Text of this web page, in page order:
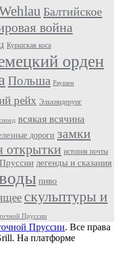
Балтийское
война
Куршская коса
орден
Польша Раушен
рейх Эльхнидерунг
всякая всячина
дороги замки
открытки история почты
легенды и сказания
пиво
скульптуры и
Пруссии
Пруссии. Все права
На платформе